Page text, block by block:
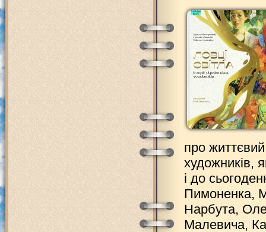
про життєвий
художників,
і до
Пимоненка,
Нарбута,
Малевича,